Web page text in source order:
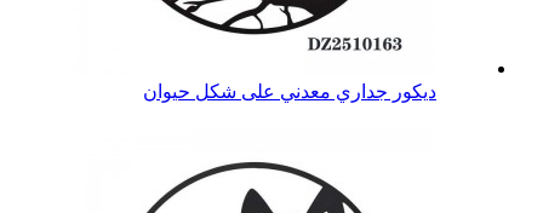
ديكور جداري معدني على شكل حيوان